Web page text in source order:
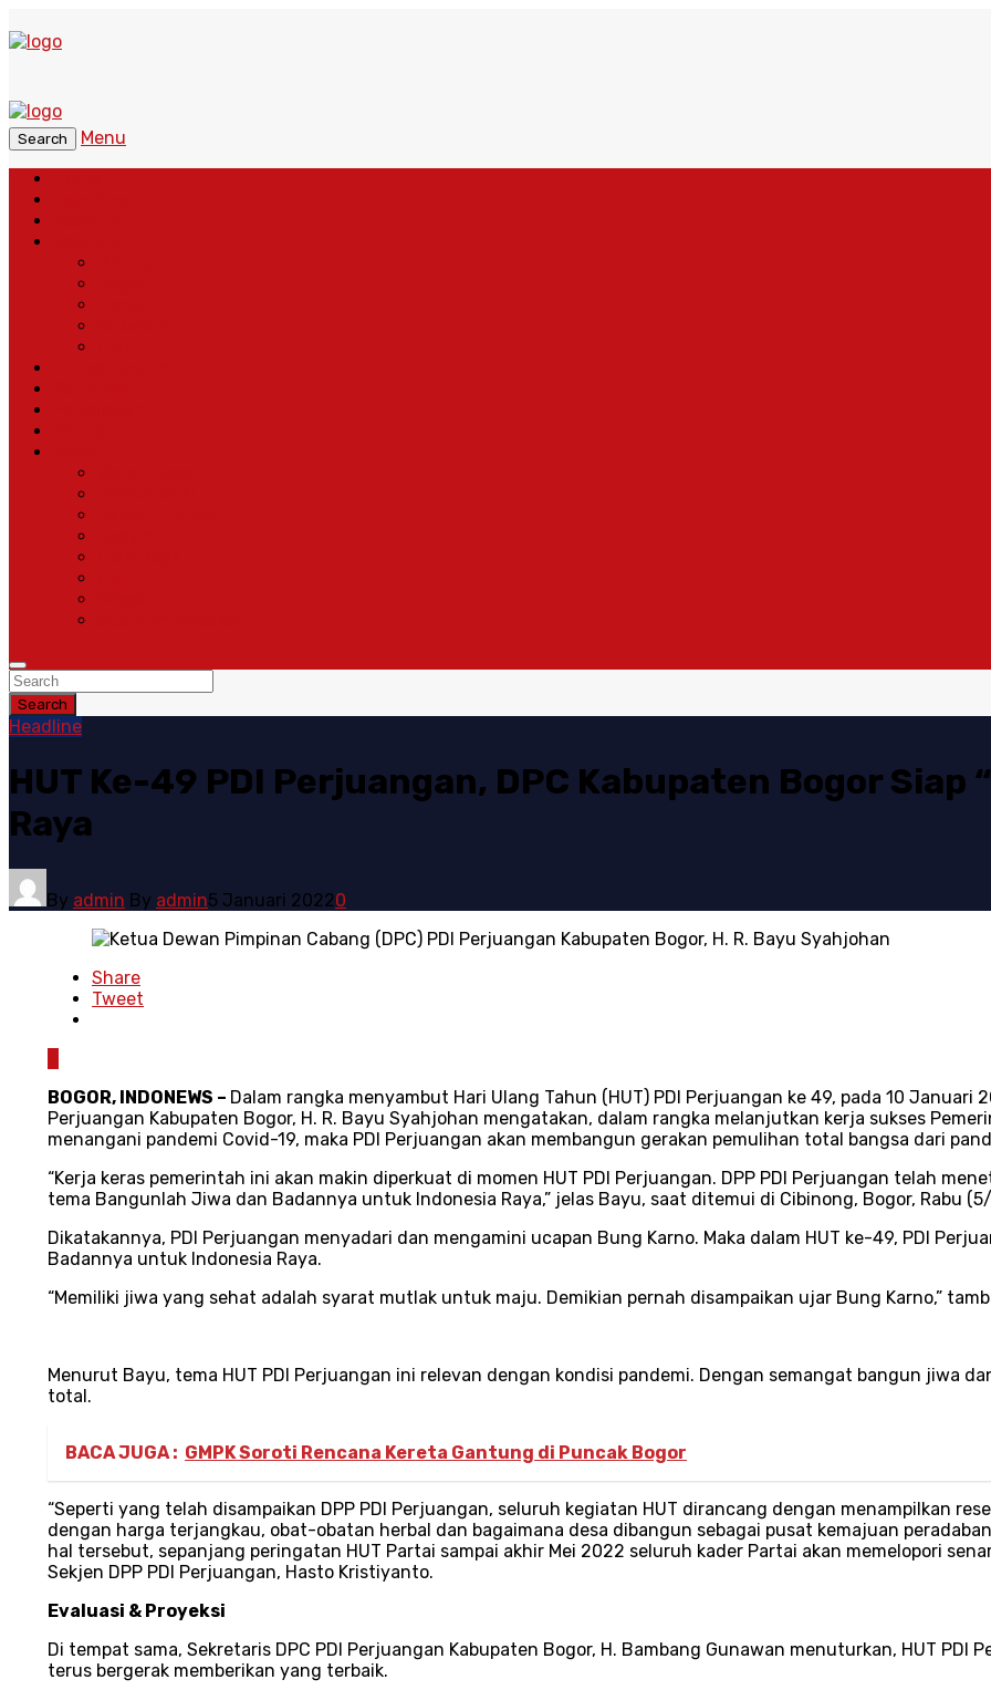
Search
Menu
Search
Headline
HUT Ke-49 PDI Perjuangan, DPC Kabupaten Bogor Siap
Raya
By admin By admin5 Januari 20220
Share
Tweet
BOGOR, INDONEWS – Dalam rangka menyambut Hari Ulang Tahun (HUT) PDI Perjuangan ke 49, pada 10 Januari
Perjuangan Kabupaten Bogor, H. R. Bayu Syahjohan mengatakan, dalam rangka melanjutkan kerja sukses
menangani pandemi Covid-19, maka PDI Perjuangan akan membangun gerakan pemulihan total bangsa dari
“Kerja keras pemerintah ini akan makin diperkuat di momen HUT PDI Perjuangan. DPP PDI Perjuangan telah
tema Bangunlah Jiwa dan Badannya untuk Indonesia Raya,” jelas Bayu, saat ditemui di Cibinong, Bogor, Rabu
Dikatakannya, PDI Perjuangan menyadari dan mengamini ucapan Bung Karno. Maka dalam HUT ke-49, PDI
Badannya untuk Indonesia Raya.
“Memiliki jiwa yang sehat adalah syarat mutlak untuk maju. Demikian pernah disampaikan ujar Bung Karno,”
Menurut Bayu, tema HUT PDI Perjuangan ini relevan dengan kondisi pandemi. Dengan semangat bangun jiwa
total.
BACA JUGA : GMPK Soroti Rencana Kereta Gantung di Puncak Bogor
“Seperti yang telah disampaikan DPP PDI Perjuangan, seluruh kegiatan HUT dirancang dengan menampilkan
dengan harga terjangkau, obat-obatan herbal dan bagaimana desa dibangun sebagai pusat kemajuan
hal tersebut, sepanjang peringatan HUT Partai sampai akhir Mei 2022 seluruh kader Partai akan memelopori
Sekjen DPP PDI Perjuangan, Hasto Kristiyanto.
Evaluasi & Proyeksi
Di tempat sama, Sekretaris DPC PDI Perjuangan Kabupaten Bogor, H. Bambang Gunawan menuturkan, HUT
terus bergerak memberikan yang terbaik.